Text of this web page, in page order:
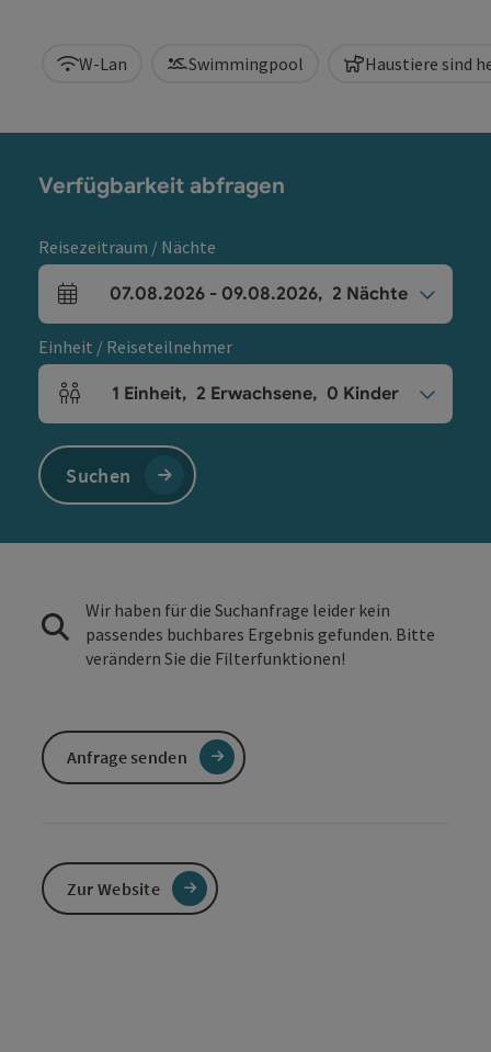
W-Lan Swimmingpool Haustiere sind
Verfügbarkeit abfragen
Reisezeitraum / Nächte
An- und Abreisefelder
07.08.2026 - 09.08.2026, 2 Nächte
Einheit / Reiseteilnehmer
Einheitenanzahl und Personenfelder
1 Einheit, 2 Erwachsene, 0 Kinder
Suchen
Wir haben für die Suchanfrage leider kein
passendes buchbares Ergebnis gefunden. Bitte
verändern Sie die Filterfunktionen!
Anfrage senden
Zur Website